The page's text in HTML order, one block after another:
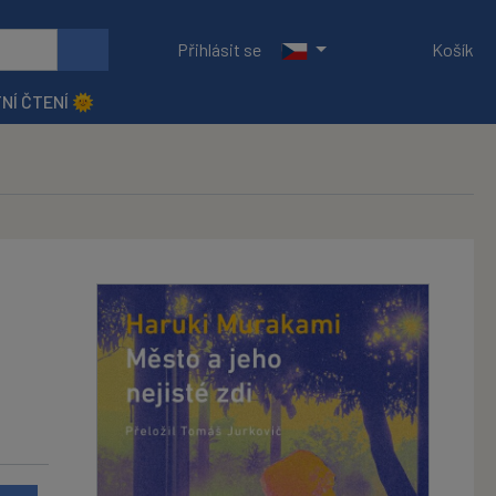
Přihlásit se Košík
ČTENÍ 🌞